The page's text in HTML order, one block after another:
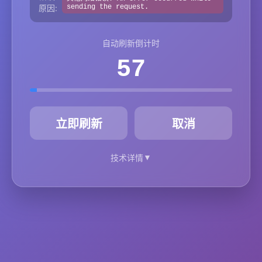
原因:
sending the request.
自动刷新倒计时
57
立即刷新 取消
技术详情▼